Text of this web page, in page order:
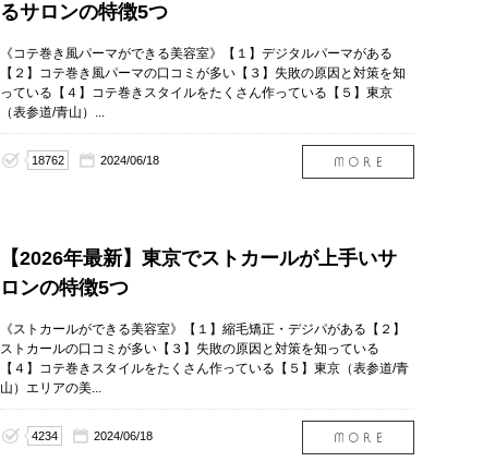
るサロンの特徴5つ
《コテ巻き風パーマができる美容室》【１】デジタルパーマがある
【２】コテ巻き風パーマの口コミが多い【３】失敗の原因と対策を知
っている【４】コテ巻きスタイルをたくさん作っている【５】東京
（表参道/青山）...
18762 2024/06/18
【2026年最新】東京でストカールが上手いサ
ロンの特徴5つ
《ストカールができる美容室》【１】縮毛矯正・デジパがある【２】
ストカールの口コミが多い【３】失敗の原因と対策を知っている
【４】コテ巻きスタイルをたくさん作っている【５】東京（表参道/青
山）エリアの美...
4234 2024/06/18